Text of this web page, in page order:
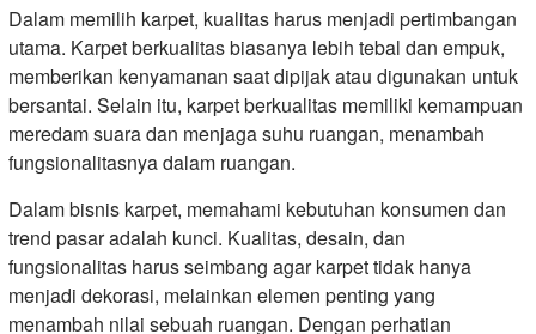
Dalam memilih karpet, kualitas harus menjadi pertimbangan
utama. Karpet berkualitas biasanya lebih tebal dan empuk,
memberikan kenyamanan saat dipijak atau digunakan untuk
bersantai. Selain itu, karpet berkualitas memiliki kemampuan
meredam suara dan menjaga suhu ruangan, menambah
fungsionalitasnya dalam ruangan.
Dalam bisnis karpet, memahami kebutuhan konsumen dan
trend pasar adalah kunci. Kualitas, desain, dan
fungsionalitas harus seimbang agar karpet tidak hanya
menjadi dekorasi, melainkan elemen penting yang
menambah nilai sebuah ruangan. Dengan perhatian